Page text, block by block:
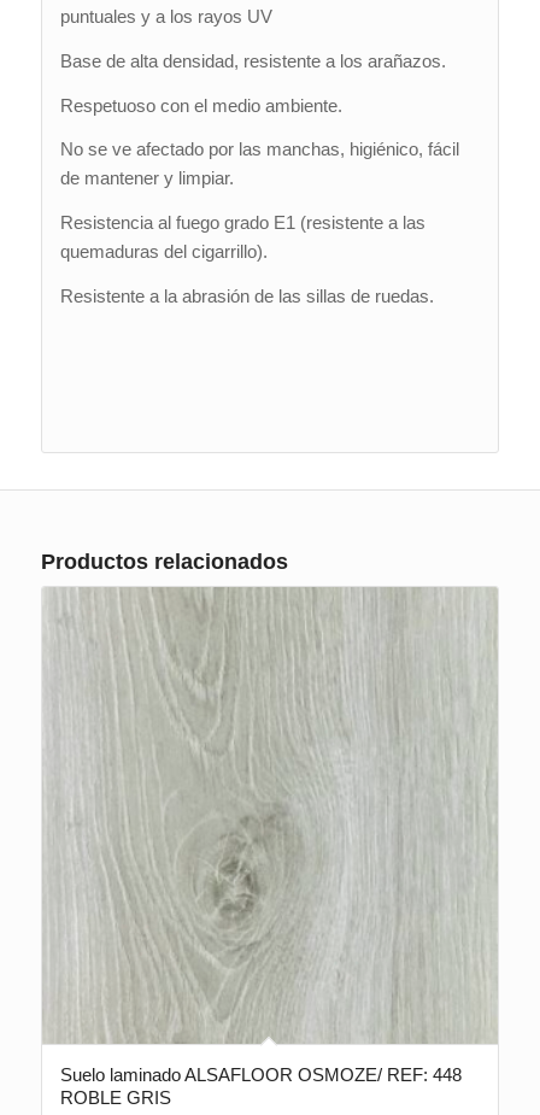
puntuales y a los rayos UV
Base de alta densidad, resistente a los arañazos.
Respetuoso con el medio ambiente.
No se ve afectado por las manchas, higiénico, fácil
de mantener y limpiar.
Resistencia al fuego grado E1 (resistente a las
quemaduras del cigarrillo).
Resistente a la abrasión de las sillas de ruedas.
Productos relacionados
Suelo laminado ALSAFLOOR OSMOZE/ REF: 448
ROBLE GRIS